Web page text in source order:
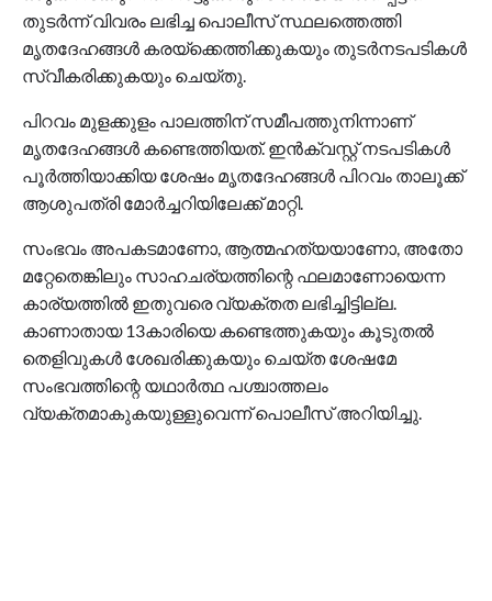
തുടർന്ന് വിവരം ലഭിച്ച പൊലീസ് സ്ഥലത്തെത്തി
മൃതദേഹങ്ങൾ കരയ്ക്കെത്തിക്കുകയും തുടർനടപടികൾ
സ്വീകരിക്കുകയും ചെയ്തു.
പിറവം മുളക്കുളം പാലത്തിന് സമീപത്തുനിന്നാണ്
മൃതദേഹങ്ങൾ കണ്ടെത്തിയത്. ഇൻക്വസ്റ്റ് നടപടികൾ
പൂർത്തിയാക്കിയ ശേഷം മൃതദേഹങ്ങൾ പിറവം താലൂക്ക്
ആശുപത്രി മോർച്ചറിയിലേക്ക് മാറ്റി.
സംഭവം അപകടമാണോ, ആത്മഹത്യയാണോ, അതോ
മറ്റേതെങ്കിലും സാഹചര്യത്തിന്റെ ഫലമാണോയെന്ന
കാര്യത്തിൽ ഇതുവരെ വ്യക്തത ലഭിച്ചിട്ടില്ല.
കാണാതായ 13കാരിയെ കണ്ടെത്തുകയും കൂടുതൽ
തെളിവുകൾ ശേഖരിക്കുകയും ചെയ്ത ശേഷമേ
സംഭവത്തിന്റെ യഥാർത്ഥ പശ്ചാത്തലം
വ്യക്തമാകുകയുള്ളുവെന്ന് പൊലീസ് അറിയിച്ചു.